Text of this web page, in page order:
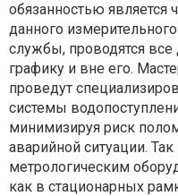
обязанностью является
данного
службы, проводятся все
графику и вне его.
проведут
системы
минимизируя риск
аварийной ситуации.
метрологическим
как в стационарных